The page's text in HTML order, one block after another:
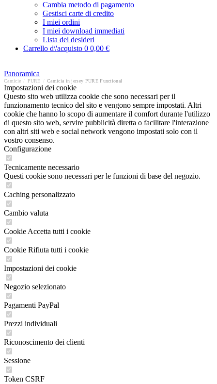
Cambia metodo di pagamento
Gestisci carte di credito
I miei ordini
I miei download immediati
Lista dei desideri
Carrello d\'acquisto 0 0,00 €
Panoramica
Camicie PURE Camicia in jersey PURE Functional
Impostazioni dei cookie
Questo sito web utilizza cookie che sono necessari per il
funzionamento tecnico del sito e vengono sempre impostati. Altri
cookie che hanno lo scopo di aumentare il comfort durante l'utilizzo
di questo sito web, servire pubblicità diretta o facilitare l'interazione
con altri siti web e social network vengono impostati solo con il
vostro consenso.
Configurazione
Tecnicamente necessario
Questi cookie sono necessari per le funzioni di base del negozio.
Caching personalizzato
Cambio valuta
Cookie Accetta tutti i cookie
Cookie Rifiuta tutti i cookie
Impostazioni dei cookie
Negozio selezionato
Pagamenti PayPal
Prezzi individuali
Riconoscimento dei clienti
Sessione
Token CSRF